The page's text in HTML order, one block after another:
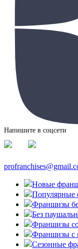
Напишите в соцсети
Новые
Популярные
Франшизы
Без
Франшизы
Франшизы с
Сезонные